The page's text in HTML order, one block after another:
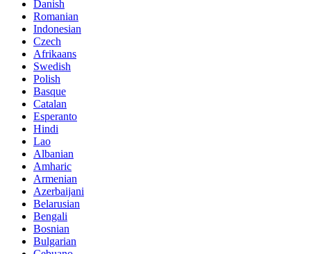
Danish
Romanian
Indonesian
Czech
Afrikaans
Swedish
Polish
Basque
Catalan
Esperanto
Hindi
Lao
Albanian
Amharic
Armenian
Azerbaijani
Belarusian
Bengali
Bosnian
Bulgarian